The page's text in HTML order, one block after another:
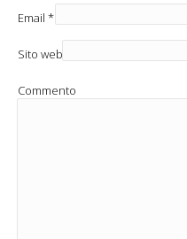
Email *
Sito web
Commento